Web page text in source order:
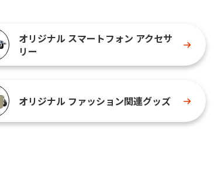
オリジナル スマートフォン アクセサ
リー
オリジナル ファッション関連グッズ